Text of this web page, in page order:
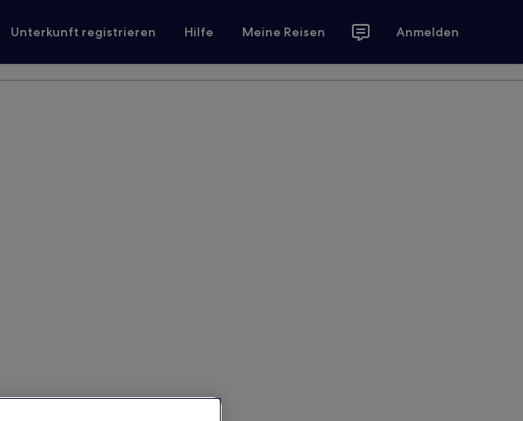
Unterkunft registrieren Hilfe Meine Reisen Anmelden